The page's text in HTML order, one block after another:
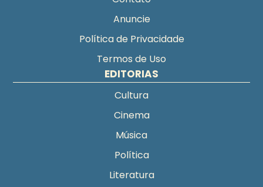
Anuncie
Política de Privacidade
Termos de Uso
EDITORIAS
Cultura
Cinema
Música
Política
Literatura